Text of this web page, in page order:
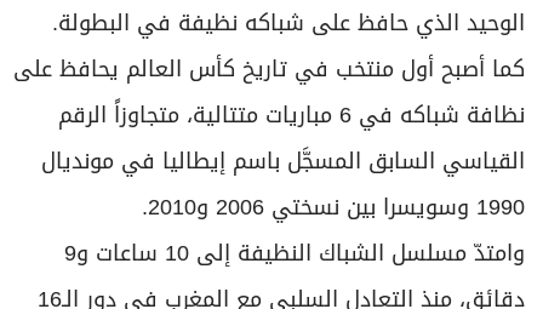
الوحيد الذي حافظ على شباكه نظيفة في البطولة.
كما أصبح أول منتخب في تاريخ كأس العالم يحافظ على
نظافة شباكه في 6 مباريات متتالية، متجاوزاً الرقم
القياسي السابق المسجَّل باسم إيطاليا في مونديال
1990 وسويسرا بين نسختي 2006 و2010.
وامتدّ مسلسل الشباك النظيفة إلى 10 ساعات و9
دقائق، منذ التعادل السلبي مع المغرب في دور الـ16